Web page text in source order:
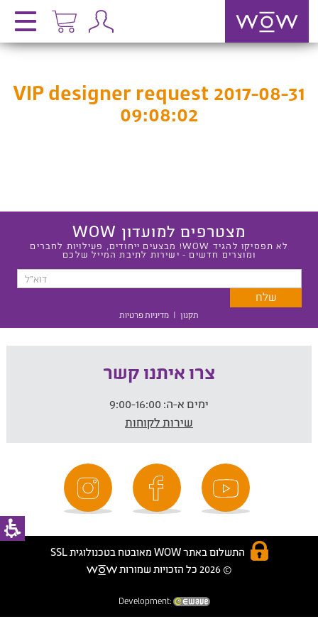
VIP designer request 2017-08-31
09:08:02
מצטרפים למועדון WOW
לא תפסיקו להגיד WOW! מבצעים ייחודים, פעילויות לחברים
ומוצרים חדשים - ישירות לתיבת המייל שלכם
תקנון | מדיניות פרטיות
צרו איתנו קשר
ימים א-ה:
שירות לקוחות
התשלום באתר WOW מאובטח בטכנולוגית SSL
© 2026 כל הזכויות שמורות
Development: